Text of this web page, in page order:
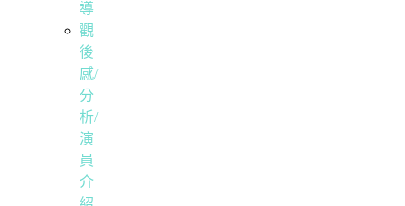
導
觀
後
感/
分
析/
演
員
介